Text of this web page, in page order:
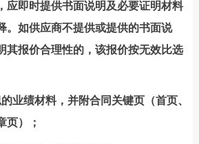
应即时提供书面说明及必要证明材料
。如供应商不提供或提供的书面说
其报价合理性的，该报价按无效比选
业绩材料，并附合同关键页（首页、
页）；